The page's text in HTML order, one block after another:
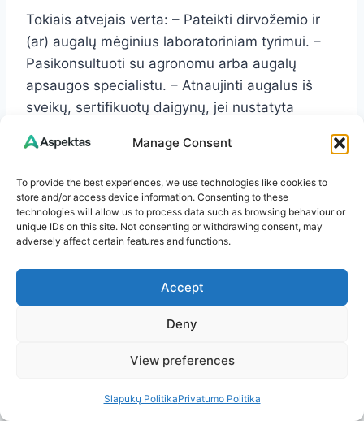
Manage Consent
To provide the best experiences, we use technologies like cookies to
store and/or access device information. Consenting to these
technologies will allow us to process data such as browsing behaviour or
unique IDs on this site. Not consenting or withdrawing consent, may
adversely affect certain features and functions.
Accept
Deny
View preferences
Slapukų PolitikaPrivatumo Politika
Tokiais atvejais verta: – Pateikti dirvožemio ir
(ar) augalų mėginius laboratoriniam tyrimui. –
Pasikonsultuoti su agronomu arba augalų
apsaugos specialistu. – Atnaujinti augalus iš
sveikų, sertifikuotų daigynų, jei nustatyta
Mini kontrolinis sąrašas
(greitai peržvelkite)
pH tarp 5,5 ir 6,5? Jei ne – koreguokite.
Dirva puri, be užmirkimo? Jei ne – gerinkite
drenažą ir mulčiuokite.
Trūkumo požymiai nustatyti? Papildykite
tikslinėmis trąšomis (Fe, Mg, K, P).
ūglius per metrą, likusius – pašalinkite.